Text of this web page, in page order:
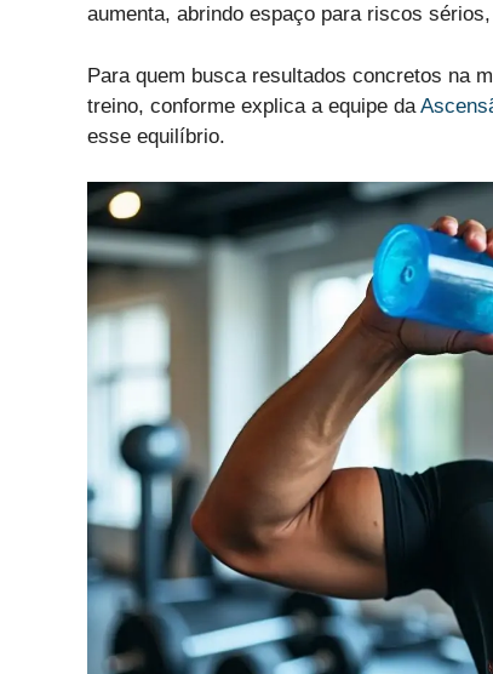
aumenta, abrindo espaço para riscos
Para quem busca resultados concretos na
treino, conforme explica a equipe da
esse equilíbrio.